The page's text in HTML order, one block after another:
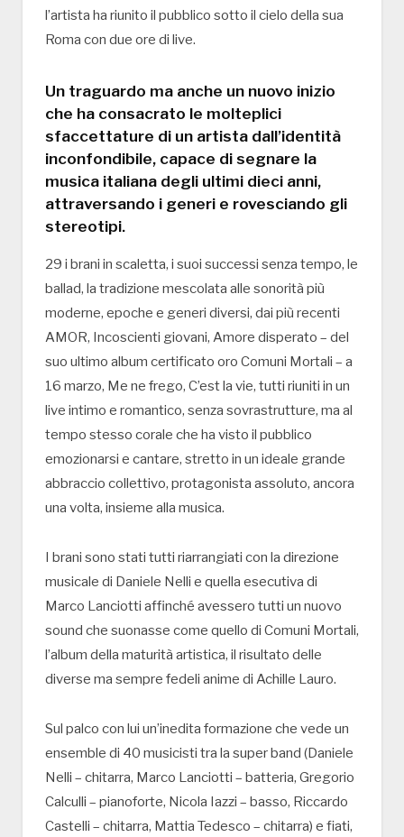
l’artista ha riunito il pubblico sotto il cielo della sua
Roma con due ore di live.
Un traguardo ma anche un nuovo inizio
che ha consacrato le molteplici
sfaccettature di un artista dall’identità
inconfondibile, capace di segnare la
musica italiana degli ultimi dieci anni,
attraversando i generi e rovesciando gli
stereotipi.
29 i brani in scaletta, i suoi successi senza tempo, le
ballad, la tradizione mescolata alle sonorità più
moderne, epoche e generi diversi, dai più recenti
AMOR, Incoscienti giovani, Amore disperato – del
suo ultimo album certificato oro Comuni Mortali – a
16 marzo, Me ne frego, C’est la vie, tutti riuniti in un
live intimo e romantico, senza sovrastrutture, ma al
tempo stesso corale che ha visto il pubblico
emozionarsi e cantare, stretto in un ideale grande
abbraccio collettivo, protagonista assoluto, ancora
una volta, insieme alla musica.
I brani sono stati tutti riarrangiati con la direzione
musicale di Daniele Nelli e quella esecutiva di
Marco Lanciotti affinché avessero tutti un nuovo
sound che suonasse come quello di Comuni Mortali,
l’album della maturità artistica, il risultato delle
diverse ma sempre fedeli anime di Achille Lauro.
Sul palco con lui un’inedita formazione che vede un
ensemble di 40 musicisti tra la super band (Daniele
Nelli – chitarra, Marco Lanciotti – batteria, Gregorio
Calculli – pianoforte, Nicola Iazzi – basso, Riccardo
Castelli – chitarra, Mattia Tedesco – chitarra) e fiati,